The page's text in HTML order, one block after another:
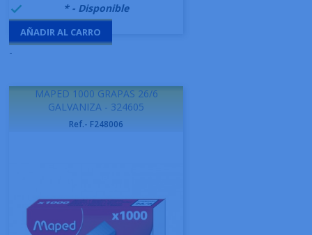
 * - Disponible
AÑADIR AL CARRO
-
MAPED 1000 GRAPAS 26/6
GALVANIZA - 324605
Ref.- F248006